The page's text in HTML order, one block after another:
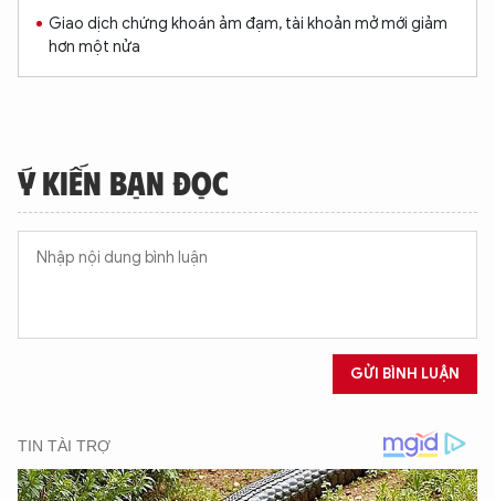
Giao dịch chứng khoán ảm đạm, tài khoản mở mới giảm
hơn một nửa
Ý KIẾN BẠN ĐỌC
GỬI BÌNH LUẬN